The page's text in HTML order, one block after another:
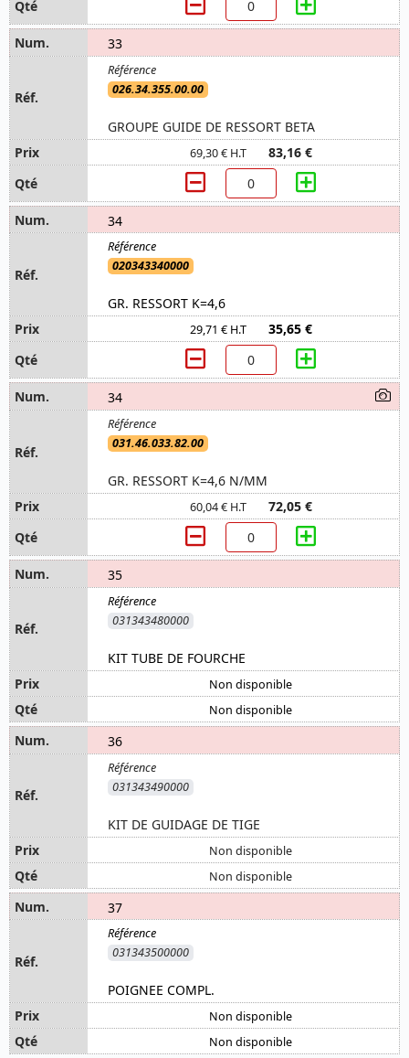
33
026.34.355.00.00
GROUPE GUIDE DE RESSORT BETA
69,30 € H.T 83,16 €
34
020343340000
GR. RESSORT K=4,6
29,71 € H.T 35,65 €
34
031.46.033.82.00
GR. RESSORT K=4,6 N/MM
60,04 € H.T 72,05 €
35
031343480000
KIT TUBE DE FOURCHE
Non disponible
Non disponible
36
031343490000
KIT DE GUIDAGE DE TIGE
Non disponible
Non disponible
37
031343500000
POIGNEE COMPL.
Non disponible
Non disponible